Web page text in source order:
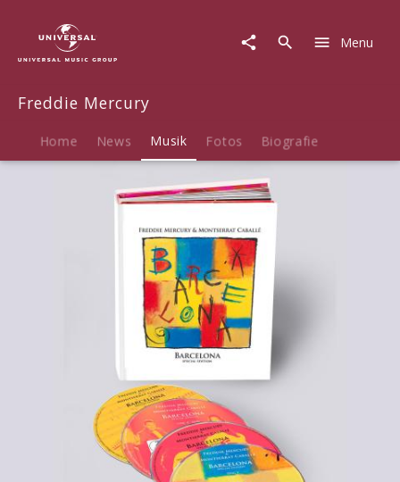
Musik
Barcelona
Menu
Freddie Mercury
Home News Musik Fotos Biografie